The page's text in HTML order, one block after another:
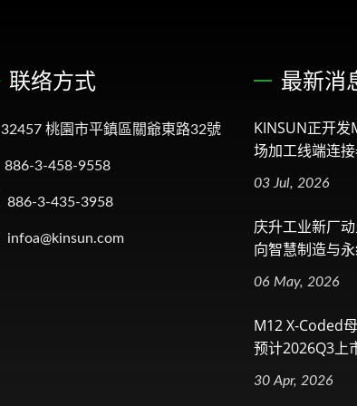
联络方式
32457 桃園市平鎮區關爺東路32號
886-3-458-9558
886-3-435-3958
infoa@kinsun.com
最新消
KINSUN正开
场加工线端连
03 Jul, 2026
庆升工业新厂
向智慧制造与
06 May, 2026
M12 X-Coded
预计2026Q3上
30 Apr, 2026